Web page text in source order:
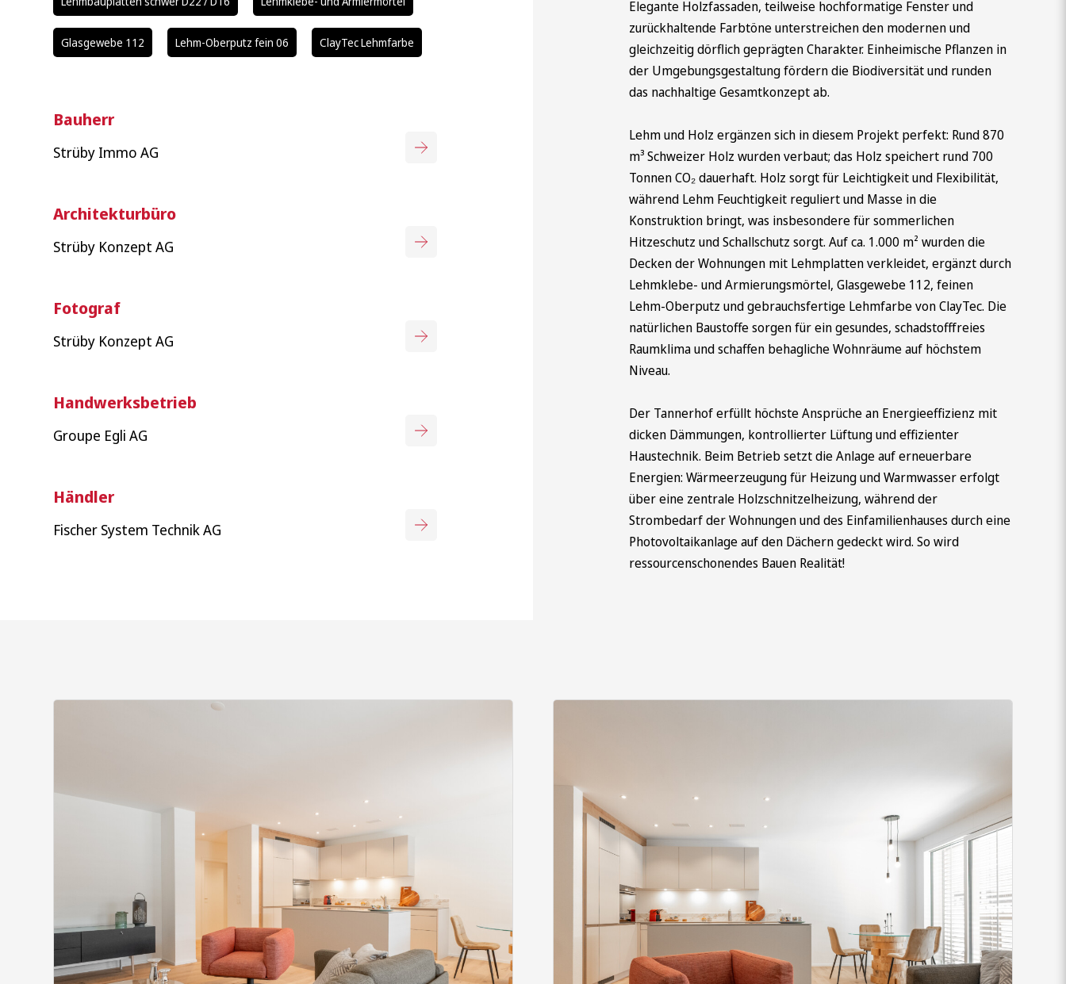
Glasgewebe 112 Lehm-Oberputz fein 06 ClayTec Lehmfarbe
Bauherr
Strüby Immo AG
Architekturbüro
Strüby Konzept AG
Fotograf
Strüby Konzept AG
Handwerksbetrieb
Groupe Egli AG
Händler
Fischer System Technik AG
Elegante Holzfassaden, teilweise hochformatige Fenster und
zurückhaltende Farbtöne unterstreichen den modernen und
gleichzeitig dörflich geprägten Charakter. Einheimische Pflanzen in
der Umgebungsgestaltung fördern die Biodiversität und runden
das nachhaltige Gesamtkonzept ab.
Lehm und Holz ergänzen sich in diesem Projekt perfekt: Rund 870
m³ Schweizer Holz wurden verbaut; das Holz speichert rund 700
Tonnen CO₂ dauerhaft. Holz sorgt für Leichtigkeit und Flexibilität,
während Lehm Feuchtigkeit reguliert und Masse in die
Konstruktion bringt, was insbesondere für sommerlichen
Hitzeschutz und Schallschutz sorgt. Auf ca. 1.000 m² wurden die
Decken der Wohnungen mit Lehmplatten verkleidet, ergänzt durch
Lehmklebe- und Armierungsmörtel, Glasgewebe 112, feinen
Lehm-Oberputz und gebrauchsfertige Lehmfarbe von ClayTec. Die
natürlichen Baustoffe sorgen für ein gesundes, schadstofffreies
Raumklima und schaffen behagliche Wohnräume auf höchstem
Niveau.
Der Tannerhof erfüllt höchste Ansprüche an Energieeffizienz mit
dicken Dämmungen, kontrollierter Lüftung und effizienter
Haustechnik. Beim Betrieb setzt die Anlage auf erneuerbare
Energien: Wärmeerzeugung für Heizung und Warmwasser erfolgt
über eine zentrale Holzschnitzelheizung, während der
Strombedarf der Wohnungen und des Einfamilienhauses durch eine
Photovoltaikanlage auf den Dächern gedeckt wird. So wird
ressourcenschonendes Bauen Realität!